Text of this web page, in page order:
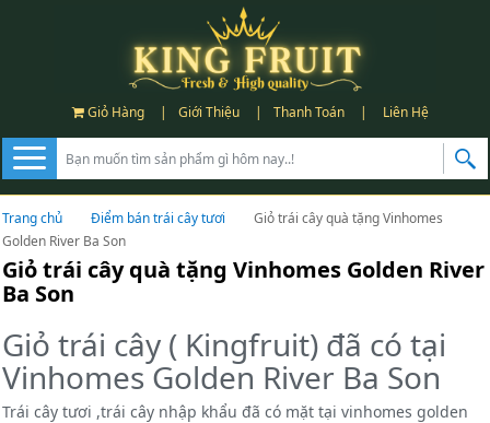
Giỏ Hàng | Giới Thiệu | Thanh Toán | Liên Hệ
Trang chủ Điểm bán trái cây tươi
Giỏ trái cây quà tặng Vinhomes
Golden River Ba Son
Giỏ trái cây quà tặng Vinhomes Golden River
Ba Son
Giỏ trái cây ( Kingfruit) đã có tại
Vinhomes Golden River Ba Son
Trái cây tươi ,trái cây nhập khẩu đã có mặt tại vinhomes golden